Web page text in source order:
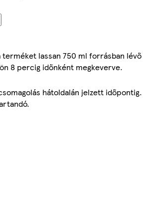
terméket lassan 750 ml forrásban lévő
8 percig időnként megkeverve.
hátoldalán jelzett időpontig.